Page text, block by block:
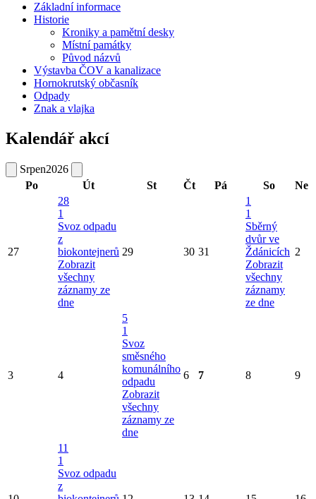
Základní informace
Historie
Kroniky a pamětní desky
Místní památky
Původ názvů
Výstavba ČOV a kanalizace
Hornokrutský občasník
Odpady
Znak a vlajka
Kalendář akcí
Srpen2026
Po
Út St Čt Pá So Ne
27
28
1
Svoz odpadu
z
biokontejnerů
Zobrazit
všechny
záznamy ze
dne
29 30 31
1
1
Sběrný
dvůr ve
Ždánicích
Zobrazit
všechny
záznamy
ze dne
2
3 4
5
1
Svoz
směsného
komunálního
odpadu
Zobrazit
všechny
záznamy ze
dne
6 7 8 9
11
1
Svoz odpadu
z